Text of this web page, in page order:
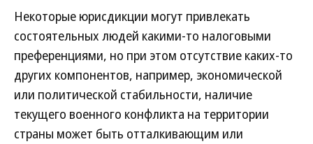
Некоторые юрисдикции могут привлекать
состоятельных людей какими-то налоговыми
преференциями, но при этом отсутствие каких-то
других компонентов, например, экономической
или политической стабильности, наличие
текущего военного конфликта на территории
страны может быть отталкивающим или